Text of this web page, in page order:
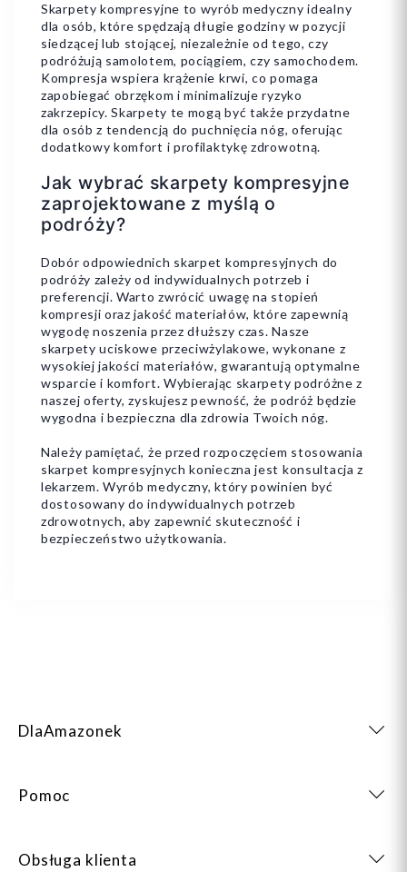
Skarpety kompresyjne to wyrób medyczny idealny
dla osób, które spędzają długie godziny w pozycji
siedzącej lub stojącej, niezależnie od tego, czy
podróżują samolotem, pociągiem, czy samochodem.
Kompresja wspiera krążenie krwi, co pomaga
zapobiegać obrzękom i minimalizuje ryzyko
zakrzepicy. Skarpety te mogą być także przydatne
dla osób z tendencją do puchnięcia nóg, oferując
dodatkowy komfort i profilaktykę zdrowotną.
Jak wybrać skarpety kompresyjne
zaprojektowane z myślą o
podróży?
Dobór odpowiednich skarpet kompresyjnych do
podróży zależy od indywidualnych potrzeb i
preferencji. Warto zwrócić uwagę na stopień
kompresji oraz jakość materiałów, które zapewnią
wygodę noszenia przez dłuższy czas. Nasze
skarpety uciskowe przeciwżylakowe, wykonane z
wysokiej jakości materiałów, gwarantują optymalne
wsparcie i komfort. Wybierając skarpety podróżne z
naszej oferty, zyskujesz pewność, że podróż będzie
wygodna i bezpieczna dla zdrowia Twoich nóg.
Należy pamiętać, że przed rozpoczęciem stosowania
skarpet kompresyjnych konieczna jest konsultacja z
lekarzem. Wyrób medyczny, który powinien być
dostosowany do indywidualnych potrzeb
zdrowotnych, aby zapewnić skuteczność i
bezpieczeństwo użytkowania.
DlaAmazonek
Pomoc
Obsługa klienta